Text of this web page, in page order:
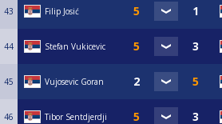
43 Filip Josić
44 Stefan Vukicevic
45 Vujosevic Goran
46 Tibor Sentdjerdji